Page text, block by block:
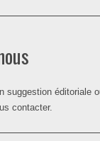
suggestion éditoriale
contacter.